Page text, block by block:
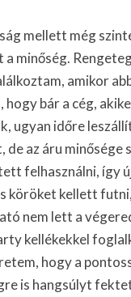
mellett még
a minőség.
amikor
hogy bár a cég,
ugyan időre
de az áru minősége
felhasználni, így
köröket kellett
nem lett a
kellékekkel
hogy a
is hangsúlyt